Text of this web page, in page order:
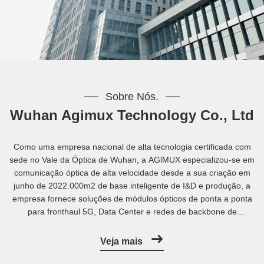
Sobre Nós.
Wuhan Agimux Technology Co., Ltd
Como uma empresa nacional de alta tecnologia certificada com
sede no Vale da Óptica de Wuhan, a AGlMUX especializou-se em
comunicação óptica de alta velocidade desde a sua criação em
junho de 2022.000m2 de base inteligente de I&D e produção, a
empresa fornece soluções de módulos ópticos de ponta a ponta
para fronthaul 5G, Data Center e redes de backbone de
Veja mais